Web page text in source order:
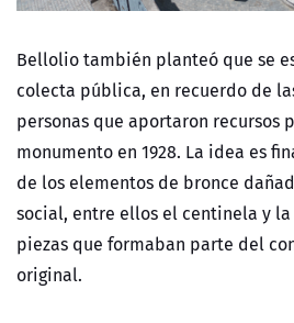
Bellolio también planteó que se
colecta pública, en recuerdo de
personas que aportaron recursos
monumento en 1928. La idea es
de los elementos de bronce
social, entre ellos el centinela y
piezas que formaban parte del
original.